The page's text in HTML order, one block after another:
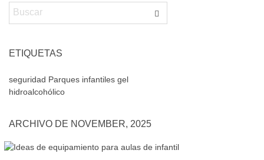
ETIQUETAS
seguridad Parques infantiles gel
hidroalcohólico
ARCHIVO DE NOVEMBER, 2025